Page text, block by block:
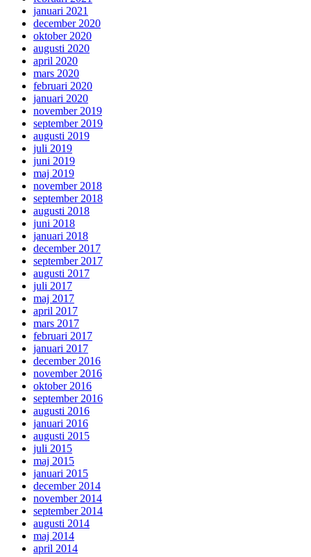
januari 2021
december 2020
oktober 2020
augusti 2020
april 2020
mars 2020
februari 2020
januari 2020
november 2019
september 2019
augusti 2019
juli 2019
juni 2019
maj 2019
november 2018
september 2018
augusti 2018
juni 2018
januari 2018
december 2017
september 2017
augusti 2017
juli 2017
maj 2017
april 2017
mars 2017
februari 2017
januari 2017
december 2016
november 2016
oktober 2016
september 2016
augusti 2016
januari 2016
augusti 2015
juli 2015
maj 2015
januari 2015
december 2014
november 2014
september 2014
augusti 2014
maj 2014
april 2014